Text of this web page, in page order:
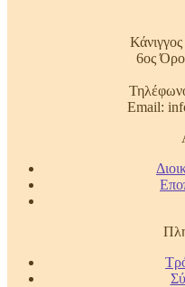
6ος
Email: